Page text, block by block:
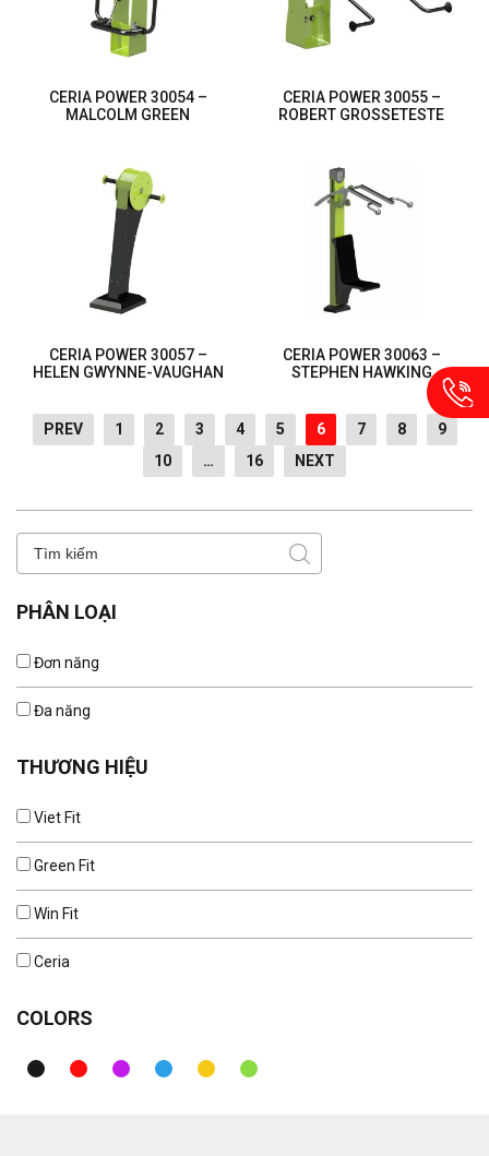
CERIA POWER 30054 –
MALCOLM GREEN
CERIA POWER 30055 –
ROBERT GROSSETESTE
CERIA POWER 30057 –
HELEN GWYNNE-VAUGHAN
CERIA POWER 30063 –
STEPHEN HAWKING
PREV 1 2 3 4 5 6 7 8
9
10
… 16 NEXT
PHÂN LOẠI
Đơn năng
Đa năng
THƯƠNG HIỆU
Viet Fit
Green Fit
Win Fit
Ceria
COLORS